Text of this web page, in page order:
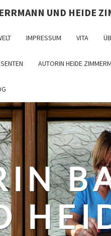
UND HEIDE
IMPRESSUM VITA
AUTORIN HEIDE